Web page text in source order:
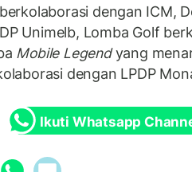
dengan ICM,
Unimelb, Lomba Golf
Mobile Legendyang
dengan LPDP
Ikuti Whatsapp